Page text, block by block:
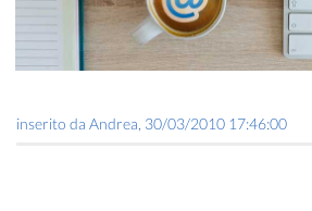
inserito da Andrea 30/03/2010 17:46:00